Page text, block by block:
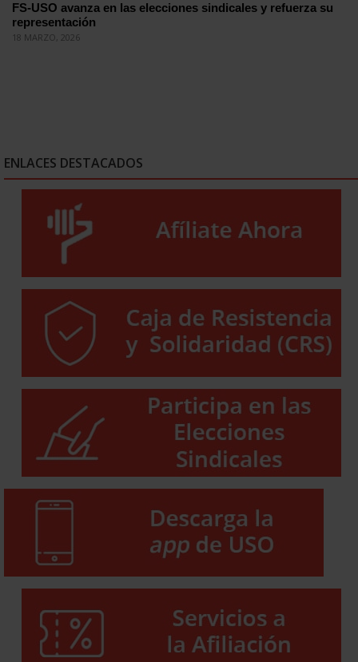
FS-USO avanza en las elecciones sindicales y refuerza su
representación
18 MARZO, 2026
ENLACES DESTACADOS